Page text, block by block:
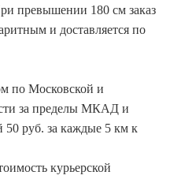
превышении 180 см заказ
и доставляется по
по Московской и
за пределы МКАД и
руб. за каждые 5 км к
курьерской